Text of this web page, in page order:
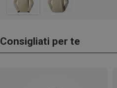
Consigliati per te